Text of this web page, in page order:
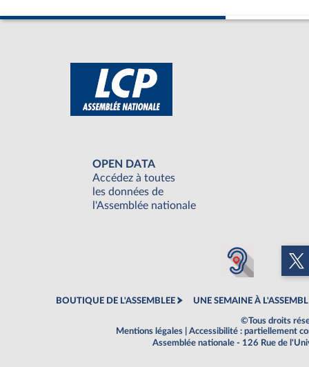
OPEN DATA
Accédez à toutes
les données de
l'Assemblée nationale
BOUTIQUE DE L'ASSEMBLEE UNE SEMAINE À
©Tous droits
Mentions légales
Accessibilité : partiellement
Assemblée nationale - 126 Rue de